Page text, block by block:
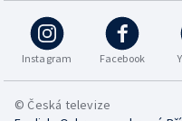
Instagram Facebook
© Česká televize